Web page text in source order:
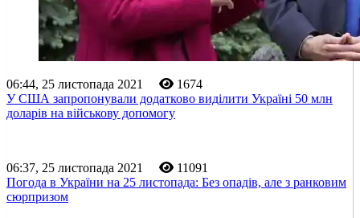
06:44, 25 листопада 2021
1674
У США запропонували додатково виділити Україні 50 млн
доларів на військову допомогу
06:37, 25 листопада 2021
11091
Погода в України на 25 листопада: Без опадів, але з ранковим
сюрпризом